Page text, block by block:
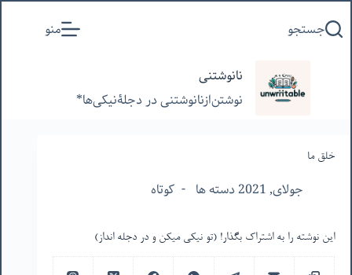
به
جستجو منو
نانوشتنی
نوشتن‌از‌نانوشتنی‌ در‌ دجلۀنیکی‌ها*
خلق ما
جولای, 2021 دسته ها کوتاه
این نوشته را به اشتراک بگذار! (تو نیکی میکن و در دجله انداز)